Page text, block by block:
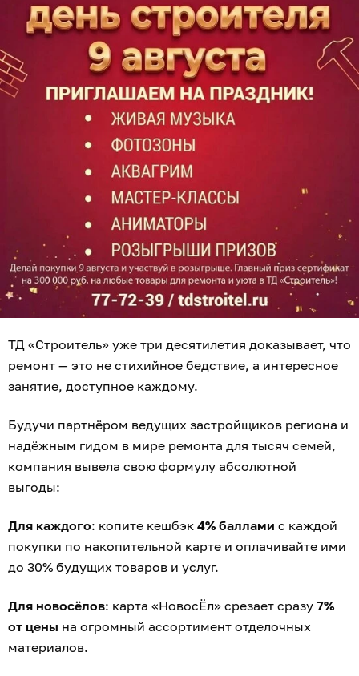
ТД «Строитель» уже три десятилетия доказывает, что
ремонт — это не стихийное бедствие, а интересное
занятие, доступное каждому.
Будучи партнёром ведущих застройщиков региона и
надёжным гидом в мире ремонта для тысяч семей,
компания вывела свою формулу абсолютной
выгоды:
Для каждого: копите кешбэк 4% баллами с каждой
покупки по накопительной карте и оплачивайте ими
до 30% будущих товаров и услуг.
Для новосёлов: карта «НовосЁл» срезает сразу 7%
от цены на огромный ассортимент отделочных
материалов.